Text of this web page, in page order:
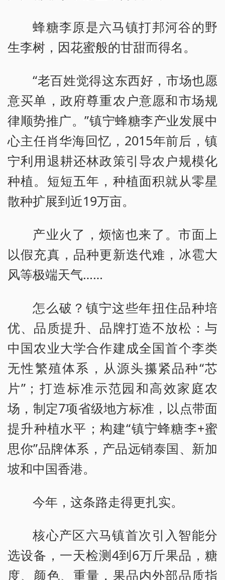
蜂糖李原是六马镇打邦河谷的野
生李树，因花蜜般的甘甜而得名。
“老百姓觉得这东西好，市场也愿
意买单，政府尊重农户意愿和市场规
律顺势推广。”镇宁蜂糖李产业发展中
心主任肖华海回忆，2015年前后，镇
宁利用退耕还林政策引导农户规模化
种植。短短五年，种植面积就从零星
散种扩展到近19万亩。
产业火了，烦恼也来了。市面上
以假充真，品种更新迭代难，冰雹大
风等极端天气……
怎么破？镇宁这些年扭住品种培
优、品质提升、品牌打造不放松：与
中国农业大学合作建成全国首个李类
无性繁殖体系，从源头攥紧品种“芯
片”；打造标准示范园和高效家庭农
场，制定7项省级地方标准，以点带面
提升种植水平；构建“镇宁蜂糖李+蜜
思你”品牌体系，产品远销泰国、新加
坡和中国香港。
今年，这条路走得更扎实。
核心产区六马镇首次引入智能分
选设备，一天检测4到6万斤果品，糖
度、颜色、重量，果品内外部品质指